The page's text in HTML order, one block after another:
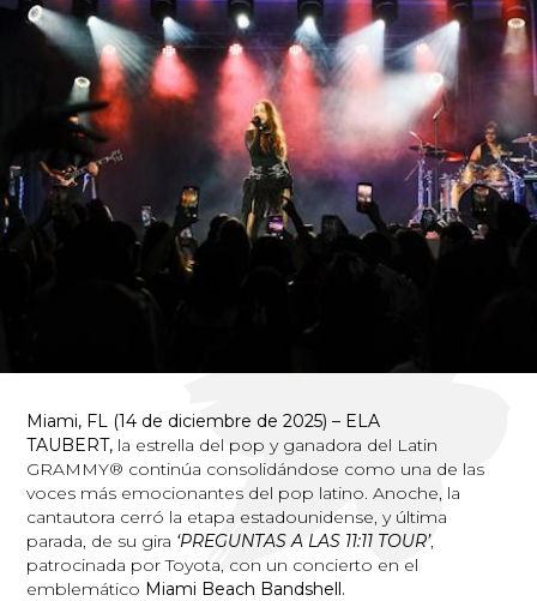
Miami, FL
(14 de diciembre de 2025) – ELA
TAUBERT, la estrella del pop y ganadora del Latin
GRAMMY® continúa consolidándose como una de las
voces más emocionantes del pop latino. Anoche, la
cantautora cerró la etapa estadounidense, y última
parada, de su gira ‘PREGUNTAS A LAS 11:11 TOUR’,
patrocinada por Toyota, con un concierto en el
emblemático Miami Beach Bandshell.